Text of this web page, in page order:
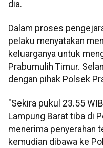
dia.
Dalam proses
pelaku menyatakan
keluarganya untuk
Prabumulih Timur.
dengan pihak Polsek
"Sekira pukul 23.55
Lampung Barat tiba di
menerima penyerahan
kemudian dibawa ke